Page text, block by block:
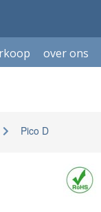
over ons
Pico D